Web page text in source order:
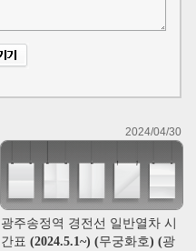
2024/04/30
광주송정역 경전선 일반열차 시
간표 (2024.5.1~) (무궁화호) (광